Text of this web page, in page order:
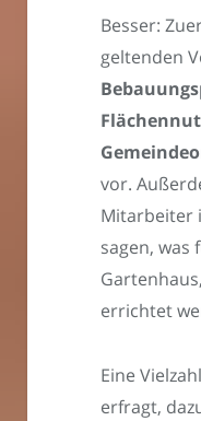
Besser:
geltenden
vor.
Mitarbeiter
sagen, was
errichtet
Eine
erfragt,